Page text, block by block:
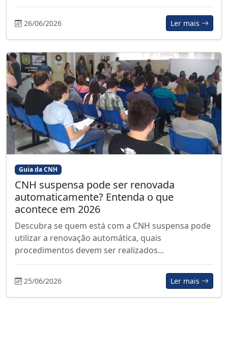
26/06/2026 Ler mais
Guia da CNH
CNH suspensa pode ser renovada
automaticamente? Entenda o que
acontece em 2026
Descubra se quem está com a CNH suspensa pode
utilizar a renovação automática, quais
procedimentos devem ser realizados…
25/06/2026 Ler mais